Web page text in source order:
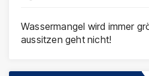
Wassermangel wird immer
aussitzen geht nicht!